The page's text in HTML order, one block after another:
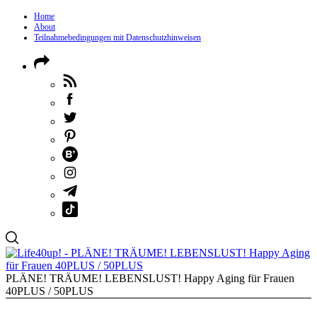
Home
About
Teilnahmebedingungen mit Datenschutzhinweisen
PLÄNE! TRÄUME! LEBENSLUST! Happy Aging für Frauen
40PLUS / 50PLUS